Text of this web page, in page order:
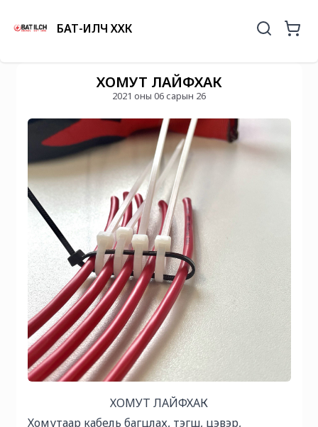
БАТ-ИЛЧ ХХК
ХОМУТ ЛАЙФХАК
2021 оны 06 сарын 26
ХОМУТ ЛАЙФХАК
Хомутаар кабель багцлах, тэгш, цэвэр,